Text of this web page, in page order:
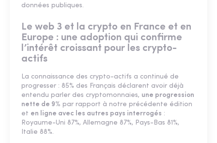
données publiques.
Le web 3 et la crypto en France et en
Europe : une adoption qui confirme
l’intérêt croissant pour les crypto-
actifs
La connaissance des crypto-actifs a continué de
progresser : 85% des Français déclarent avoir déjà
entendu parler des cryptomonnaies, une progression
nette de 9% par rapport à notre précédente édition
et en ligne avec les autres pays interrogés :
Royaume-Uni 87%, Allemagne 87%, Pays-Bas 81%,
Italie 88%.